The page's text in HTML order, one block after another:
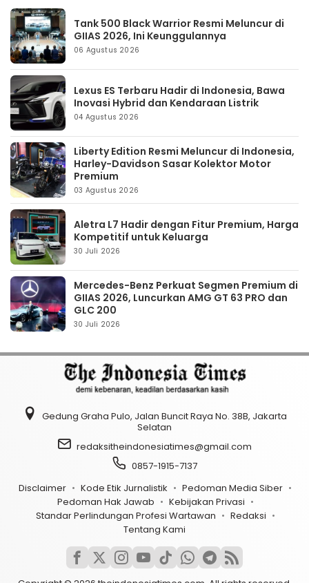
Tank 500 Black Warrior Resmi Meluncur di
GIIAS 2026, Ini Keunggulannya
06 Agustus 2026
Lexus ES Terbaru Hadir di Indonesia, Bawa
Inovasi Hybrid dan Kendaraan Listrik
04 Agustus 2026
Liberty Edition Resmi Meluncur di Indonesia,
Harley-Davidson Sasar Kolektor Motor
Premium
03 Agustus 2026
Aletra L7 Hadir dengan Fitur Premium, Harga
Kompetitif untuk Keluarga
30 Juli 2026
Mercedes-Benz Perkuat Segmen Premium di
GIIAS 2026, Luncurkan AMG GT 63 PRO dan
GLC 200
30 Juli 2026
Gedung Graha Pulo, Jalan Buncit Raya No. 38B, Jakarta
Selatan
redaksitheindonesiatimes@gmail.com
0857-1915-7137
Disclaimer
Kode Etik Jurnalistik
Pedoman Media Siber
Pedoman Hak Jawab
Kebijakan Privasi
Standar Perlindungan Profesi Wartawan
Redaksi
Tentang Kami